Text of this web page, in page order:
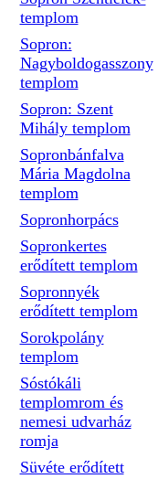
templom
Sopron:
Nagyboldogasszony
templom
Sopron: Szent
Mihály templom
Sopronbánfalva
Mária Magdolna
templom
Sopronhorpács
Sopronkertes
erődített templom
Sopronnyék
erődített templom
Sorokpolány
templom
Sóstókáli
templomrom és
nemesi udvarház
romja
Süvéte erődített